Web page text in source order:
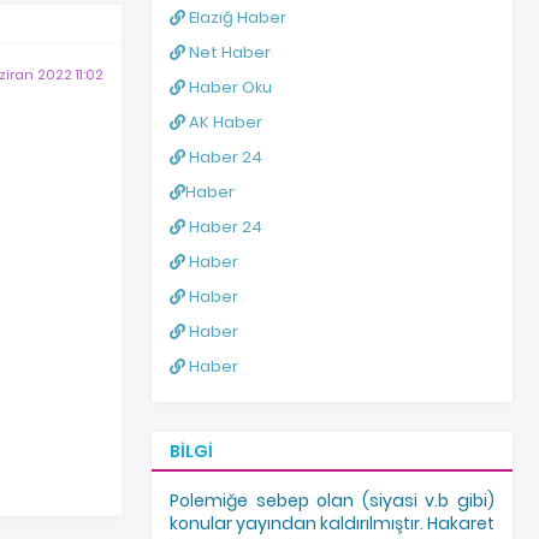
2022 11:02
Elazığ Haber
Net Haber
Haber Oku
AK Haber
Haber 24
Haber
Haber 24
Haber
Haber
Haber
Haber
BILGI
Polemiğe sebep olan (siyasi v.b gibi)
konular yayından kaldırılmıştır. Hakaret